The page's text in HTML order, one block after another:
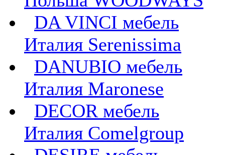
DA VINCI мебель
Италия Serenissima
DANUBIO мебель
Италия Maronese
DECOR мебель
Италия Comelgroup